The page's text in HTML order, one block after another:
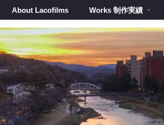
About Lacofilms Works 制作実績